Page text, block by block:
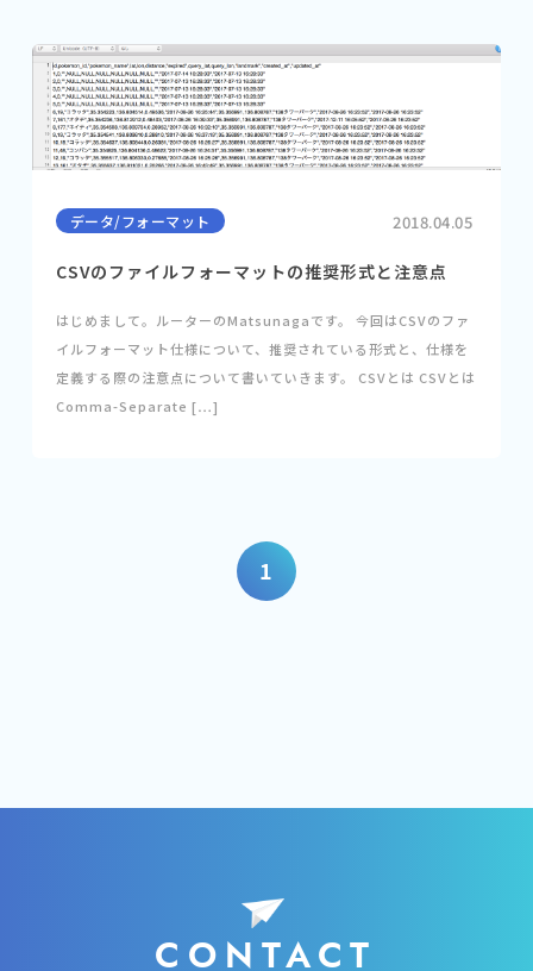
データ/フォーマット 2018.04.05
CSVのファイルフォーマットの推奨形式と注意点
はじめまして。ルーターのMatsunagaです。 今回はCSVのファ
イルフォーマット仕様について、推奨されている形式と、仕様を
定義する際の注意点について書いていきます。 CSVとは CSVとは
Comma-Separate […]
1
CONTACT